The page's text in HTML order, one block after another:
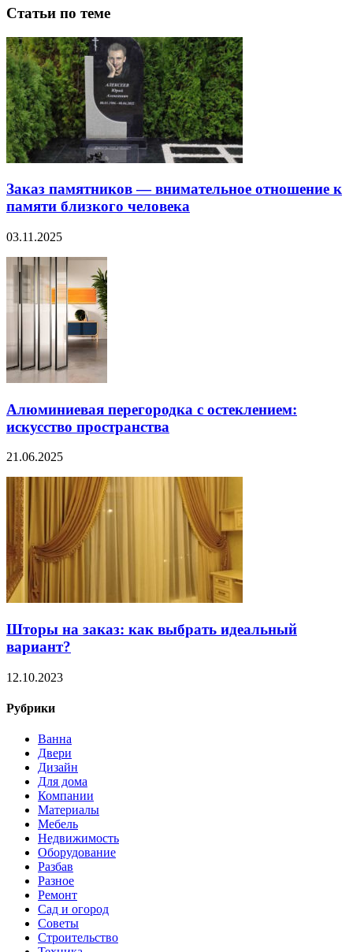
Статьи по теме
Заказ памятников — внимательное отношение к
памяти близкого человека
03.11.2025
Алюминиевая перегородка с остеклением:
искусство пространства
21.06.2025
Шторы на заказ: как выбрать идеальный
вариант?
12.10.2023
Рубрики
Ванна
Двери
Дизайн
Для дома
Компании
Материалы
Мебель
Недвижимость
Оборудование
Разбав
Разное
Ремонт
Сад и огород
Советы
Строительство